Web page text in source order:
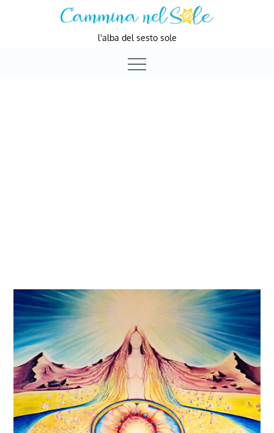
l'alba del sesto sole